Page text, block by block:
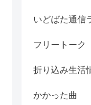
いどばた通信
フリートーク
折り込み生活
かかった曲